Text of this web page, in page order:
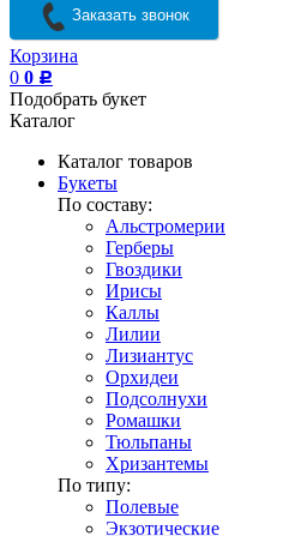
Заказать звонок
Корзина
0 0 Р
Подобрать букет
Каталог
Каталог товаров
Букеты
По составу:
Альстромерии
Герберы
Гвоздики
Ирисы
Каллы
Лилии
Лизиантус
Орхидеи
Подсолнухи
Ромашки
Тюльпаны
Хризантемы
По типу:
Полевые
Экзотические